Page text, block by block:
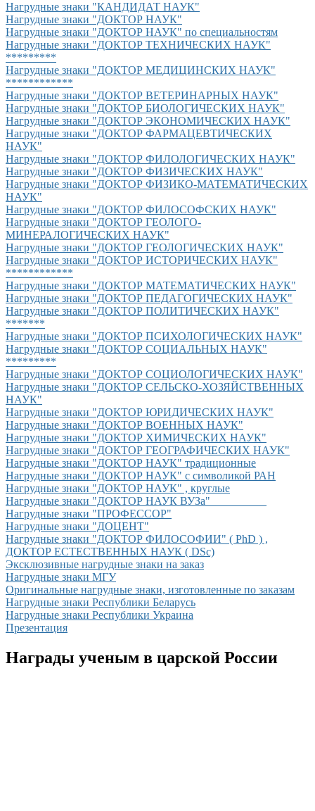
Нагрудные знаки "КАНДИДАТ НАУК"
Нагрудные знаки "ДОКТОР НАУК"
Нагрудные знаки "ДОКТОР НАУК" по специальностям
Нагрудные знаки "ДОКТОР ТЕХНИЧЕСКИХ НАУК"
*********
Нагрудные знаки "ДОКТОР МЕДИЦИНСКИХ НАУК"
************
Нагрудные знаки "ДОКТОР ВЕТЕРИНАРНЫХ НАУК"
Нагрудные знаки "ДОКТОР БИОЛОГИЧЕСКИХ НАУК"
Нагрудные знаки "ДОКТОР ЭКОНОМИЧЕСКИХ НАУК"
Нагрудные знаки "ДОКТОР ФАРМАЦЕВТИЧЕСКИХ
НАУК"
Нагрудные знаки "ДОКТОР ФИЛОЛОГИЧЕСКИХ НАУК"
Нагрудные знаки "ДОКТОР ФИЗИЧЕСКИХ НАУК"
Нагрудные знаки "ДОКТОР ФИЗИКО-МАТЕМАТИЧЕСКИХ
НАУК"
Нагрудные знаки "ДОКТОР ФИЛОСОФСКИХ НАУК"
Нагрудные знаки "ДОКТОР ГЕОЛОГО-
МИНЕРАЛОГИЧЕСКИХ НАУК"
Нагрудные знаки "ДОКТОР ГЕОЛОГИЧЕСКИХ НАУК"
Нагрудные знаки "ДОКТОР ИСТОРИЧЕСКИХ НАУК"
************
Нагрудные знаки "ДОКТОР МАТЕМАТИЧЕСКИХ НАУК"
Нагрудные знаки "ДОКТОР ПЕДАГОГИЧЕСКИХ НАУК"
Нагрудные знаки "ДОКТОР ПОЛИТИЧЕСКИХ НАУК"
*******
Нагрудные знаки "ДОКТОР ПСИХОЛОГИЧЕСКИХ НАУК"
Нагрудные знаки "ДОКТОР СОЦИАЛЬНЫХ НАУК"
*********
Нагрудные знаки "ДОКТОР СОЦИОЛОГИЧЕСКИХ НАУК"
Нагрудные знаки "ДОКТОР СЕЛЬСКО-ХОЗЯЙСТВЕННЫХ
НАУК"
Нагрудные знаки "ДОКТОР ЮРИДИЧЕСКИХ НАУК"
Нагрудные знаки "ДОКТОР ВОЕННЫХ НАУК"
Нагрудные знаки "ДОКТОР ХИМИЧЕСКИХ НАУК"
Нагрудные знаки "ДОКТОР ГЕОГРАФИЧЕСКИХ НАУК"
Нагрудные знаки "ДОКТОР НАУК" традиционные
Нагрудные знаки "ДОКТОР НАУК" с символикой РАН
Нагрудные знаки "ДОКТОР НАУК" , круглые
Нагрудные знаки "ДОКТОР НАУК ВУЗа"__________
Нагрудные знаки "ПРОФЕССОР"
Нагрудные знаки "ДОЦЕНТ"
Нагрудные знаки "ДОКТОР ФИЛОСОФИИ" ( PhD ) ,
ДОКТОР ЕСТЕСТВЕННЫХ НАУК ( DSc)
Эксклюзивные нагрудные знаки на заказ
Нагрудные знаки МГУ
Оригинальные нагрудные знаки, изготовленные по заказам
Нагрудные знаки Республики Беларусь
Нагрудные знаки Республики Украина
Презентация
Награды ученым в царской России